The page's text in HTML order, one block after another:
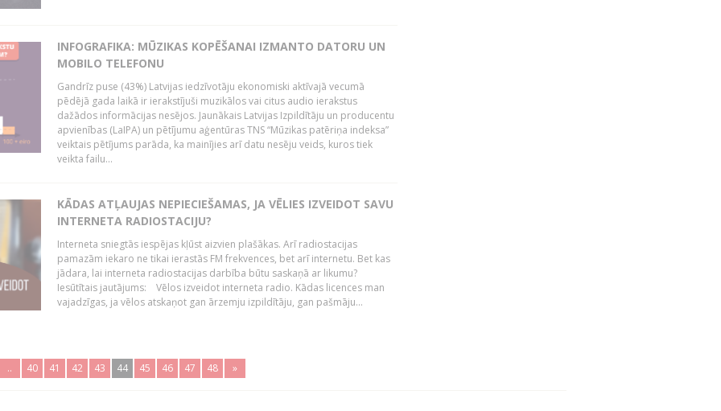
INFOGRAFIKA: MŪZIKAS KOPĒŠANAI IZMANTO DATORU UN
MOBILO TELEFONU
Gandrīz puse (43%) Latvijas iedzīvotāju ekonomiski aktīvajā vecumā
pēdējā gada laikā ir ierakstījuši muzikālos vai citus audio ierakstus
dažādos informācijas nesējos. Jaunākais Latvijas Izpildītāju un producentu
apvienības (LaIPA) un pētījumu aģentūras TNS “Mūzikas patēriņa indeksa”
veiktais pētījums parāda, ka mainījies arī datu nesēju veids, kuros tiek
veikta failu...
KĀDAS ATĻAUJAS NEPIECIEŠAMAS, JA VĒLIES IZVEIDOT SAVU
INTERNETA RADIOSTACIJU?
Interneta sniegtās iespējas kļūst aizvien plašākas. Arī radiostacijas
pamazām iekaro ne tikai ierastās FM frekvences, bet arī internetu. Bet kas
jādara, lai interneta radiostacijas darbība būtu saskaņā ar likumu?
Iesūtītais jautājums: Vēlos izveidot interneta radio. Kādas licences man
vajadzīgas, ja vēlos atskaņot gan ārzemju izpildītāju, gan pašmāju...
.. 40 41 42 43 44 45 46 47 48 »